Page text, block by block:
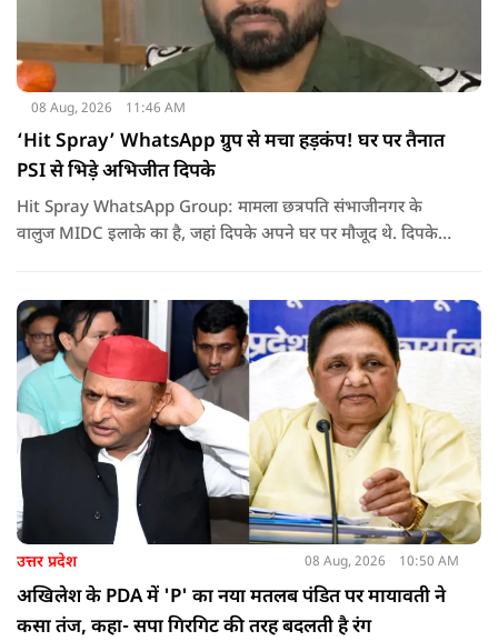
08 Aug, 2026 11:46 AM
‘Hit Spray’ WhatsApp ग्रुप से मचा हड़कंप! घर पर तैनात
PSI से भिड़े अभिजीत दिपके
Hit Spray WhatsApp Group: मामला छत्रपति संभाजीनगर के
वालुज MIDC इलाके का है, जहां दिपके अपने घर पर मौजूद थे. दिपके
को लेकर दिपके की पुलिस अधिकारी से तीखी बहस हो गई.
उत्तर प्रदेश 08 Aug, 2026 10:50 AM
अखिलेश के PDA में 'P' का नया मतलब पंडित पर मायावती ने
कसा तंज, कहा- सपा गिरगिट की तरह बदलती है रंग